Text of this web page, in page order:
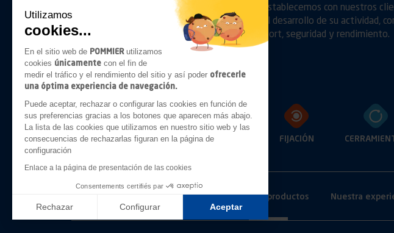
Utilizamos
cookies...
En el sitio web de POMMIER utilizamos
cookies únicamente con el fin de
medir el tráfico y el rendimiento del sitio y así poder ofrecerle
una óptima experiencia de navegación.
Puede aceptar, rechazar o configurar las cookies en función de
sus preferencias gracias a los botones que aparecen más abajo.
La lista de las cookies que utilizamos en nuestro sitio web y las
consecuencias de rechazarlas figuran en la página de
configuración
Enlace a la página de presentación de las cookies
Consentements certifiés par
Rechazar Configurar Aceptar
Aparte de las simples relaciones comerciales, establecemos con nuestros
anticiparnos a sus necesidades y seguirlos en el desarrollo de su actividad,
damos prioridad a la eficiencia en cuanto a confort, seguridad y rendimiento.
Síganos en Linkedin
ENGANCHES PROTECCIÓN FIJACIÓN
El grupo Nuestros productos Nuestra